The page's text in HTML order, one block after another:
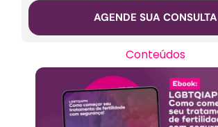
AGENDE SUA CONSULTA
Conteúdos